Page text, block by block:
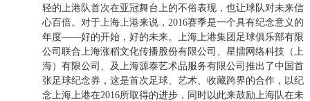
轻的上港队首次在亚冠舞台上的不俗表现，也让球队对未来信
心百倍。对于上海上港来说，2016赛季是一个具有纪念意义的
年度——好的开始，好的未来。上海上港集团足球俱乐部有限
公司联合上海涨稻文化传播股份有限公司、星擂网络科技（上
海）有限公司、及上海源泰艺术品服务有限公司推出了中国首
张足球纪念券，这是首次足球、艺术、收藏跨界的合作，以纪
念上海上港在2016所取得的进步，同时以此来鼓励上海队在未